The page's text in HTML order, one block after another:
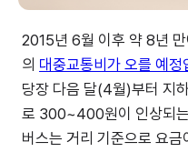
2015년 6월 이후 약 8년
의 대중교통비가 오를 예정
당장 다음 달(4월)부터 지
로 300~400원이 인상되
버스는 거리 기준으로 요